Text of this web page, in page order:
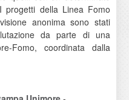
progetti della Linea Fomo
anonima sono stati
da parte di una
Fomo, coordinata dalla